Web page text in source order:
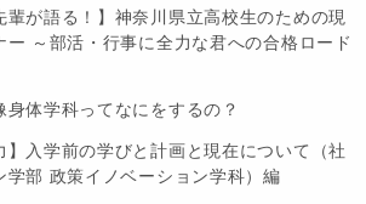
輩が語る！】神奈川県立高校生のための現
ー ～部活・行事に全力な君への合格ロード
身体学科ってなにをするの？
】入学前の学びと計画と現在について（社
学部 政策イノベーション学科）編